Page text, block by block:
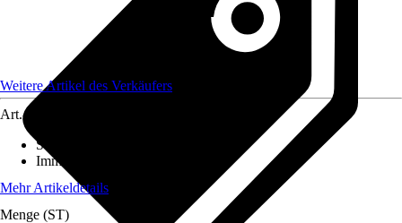
Weitere Artikel des Verkäufers
Art.-Nr.
Standort
Immergrün
Mehr Artikeldetails
Menge (ST)